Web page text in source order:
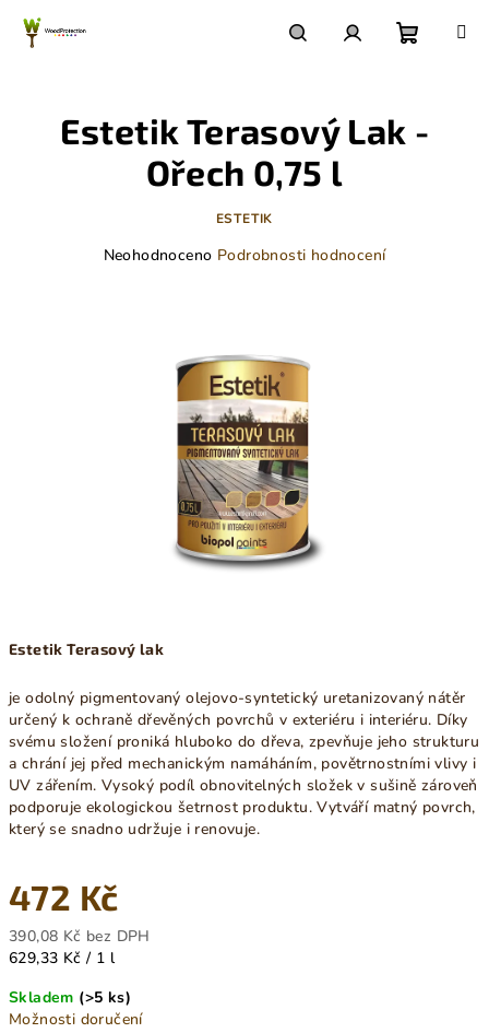
obsah
košík
Estetik Terasový lak
je odolný pigmentovaný olejovo-syntetický uretanizovaný nátěr
určený k ochraně dřevěných povrchů v exteriéru i interiéru. Díky
svému složení proniká hluboko do dřeva, zpevňuje jeho strukturu
a chrání jej před mechanickým namáháním, povětrnostními vlivy i
UV zářením. Vysoký podíl obnovitelných složek v sušině zároveň
podporuje ekologickou šetrnost produktu. Vytváří matný povrch,
který se snadno udržuje i renovuje.
472 Kč
390,08 Kč bez DPH
Měrná
629,33 Kč / 1 l
Skladem (>5 ks)
Možnosti doručení
Estetik Terasový Lak -
Ořech 0,75 l
ESTETIK
Průměrné
Neohodnoceno Podrobnosti hodnocení